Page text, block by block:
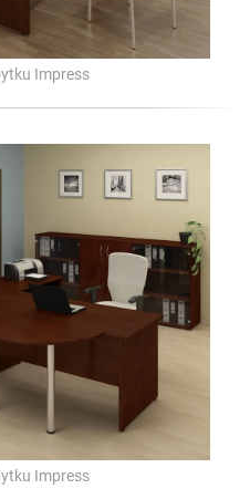
Impress
Impress